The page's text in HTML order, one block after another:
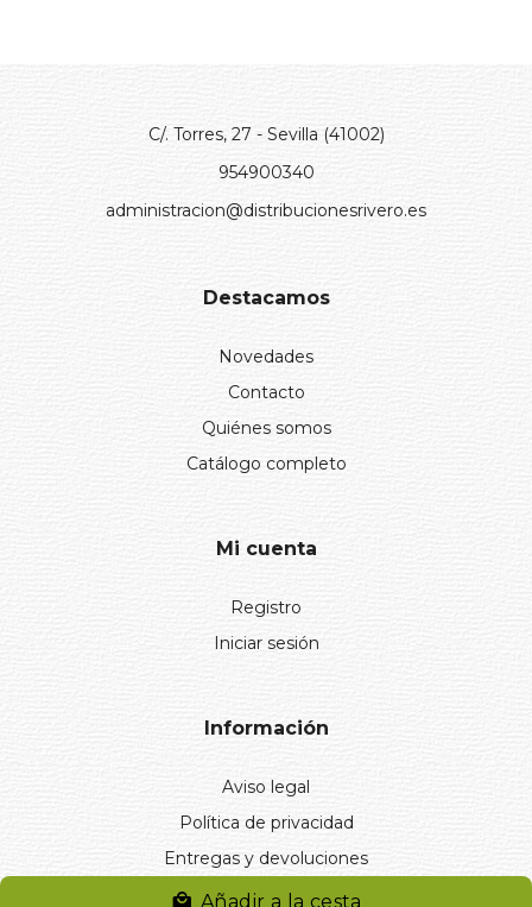
Añadir a la cesta
C/. Torres, 27 - Sevilla (41002)
954900340
administracion@distribucionesrivero.es
Destacamos
Novedades
Contacto
Quiénes somos
Catálogo completo
Mi cuenta
Registro
Iniciar sesión
Información
Aviso legal
Política de privacidad
Entregas y devoluciones
Desistimiento